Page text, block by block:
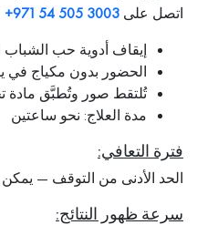
اتصل على 3003 505 54 971+
إيقاف أدوية حب الشباب
الحضور بدون مكياج في
تُلتقط صور وتُطبَّق مادة
مدة العلاج: نحو ساعتين
فترة التعافي:
الحد الأدنى من التوقف — يمكن
سرعة ظهور النتائج: